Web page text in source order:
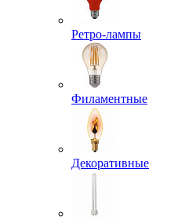
Ретро-лампы
Филаментные
Декоративные